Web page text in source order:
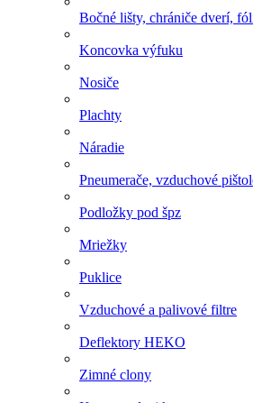
Bočné lišty, chrániče dverí,
Koncovka výfuku
Nosiče
Plachty
Náradie
Pneumerače, vzduchové
Podložky pod špz
Mriežky
Puklice
Vzduchové a palivové filtre
Deflektory HEKO
Zimné clony